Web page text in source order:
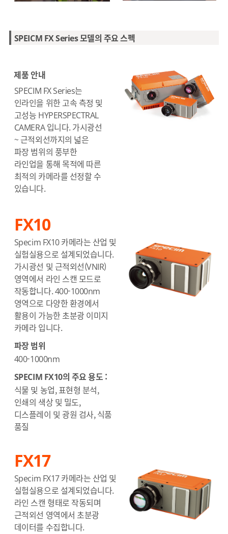
SPEICM FX Series 모델의 주요 스펙
제품 안내
SPECIM FX Series는
인라인을 위한 고속 측정 및
고성능 HYPERSPECTRAL
CAMERA 입니다. 가시광선
~ 근적외선까지의 넓은
파장 범위의 풍부한
라인업을 통해 목적에 따른
최적의 카메라를 선정할 수
있습니다.
FX10
Specim FX10 카메라는 산업 및
실험실용으로 설계되었습니다.
가시광선 및 근적외선(VNIR)
영역에서 라인 스캔 모드로
작동합니다. 400-1000nm
영역으로 다양한 환경에서
활용이 가능한 초분광 이미지
카메라 입니다.
파장 범위
400-1000nm
SPECIM FX10의 주요 용도 :
식물 및 농업, 표현형 분석,
인쇄의 색상 및 밀도,
디스플레이 및 광원 검사, 식품
품질
FX17
Specim FX17 카메라는 산업 및
실험실용으로 설계되었습니다.
라인 스캔 형태로 작동되며
근적외선 영역에서 초분광
데이터를 수집합니다.